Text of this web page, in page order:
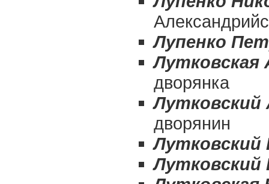
Лупенко
Лутковская
дворянка
Лутковский
дворянин
Лутковский
Лутковский